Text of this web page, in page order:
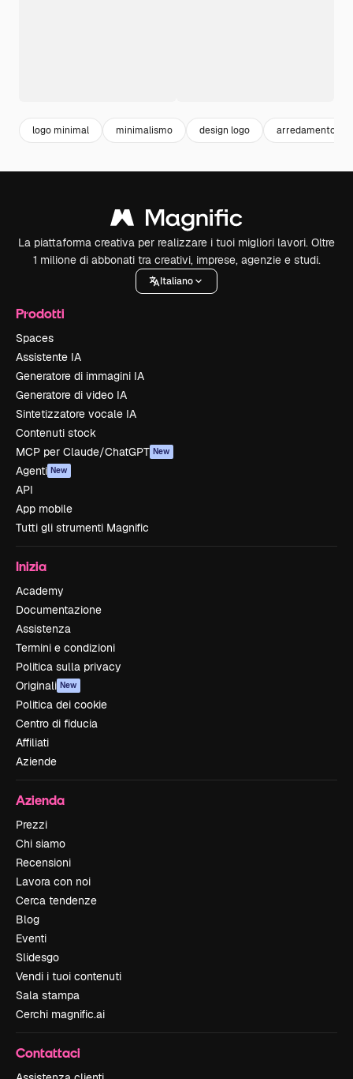
logo minimal minimalismo design logo arredamento
La piattaforma creativa per realizzare i tuoi migliori lavori. Oltre
1 milione di abbonati tra creativi, imprese, agenzie e studi.
Italiano
Prodotti
Spaces
Assistente IA
Generatore di immagini IA
Generatore di video IA
Sintetizzatore vocale IA
Contenuti stock
MCP per Claude/ChatGPT New
Agenti New
API
App mobile
Tutti gli strumenti Magnific
Inizia
Academy
Documentazione
Assistenza
Termini e condizioni
Politica sulla privacy
Originali New
Politica dei cookie
Centro di fiducia
Affiliati
Aziende
Azienda
Prezzi
Chi siamo
Recensioni
Lavora con noi
Cerca tendenze
Blog
Eventi
Slidesgo
Vendi i tuoi contenuti
Sala stampa
Cerchi magnific.ai
Contattaci